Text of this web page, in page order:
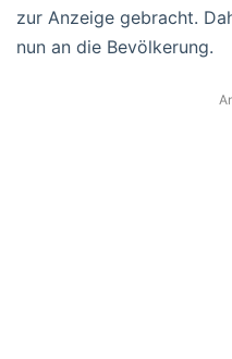
zur Anzeige gebracht.
nun an die Bevölkerung.